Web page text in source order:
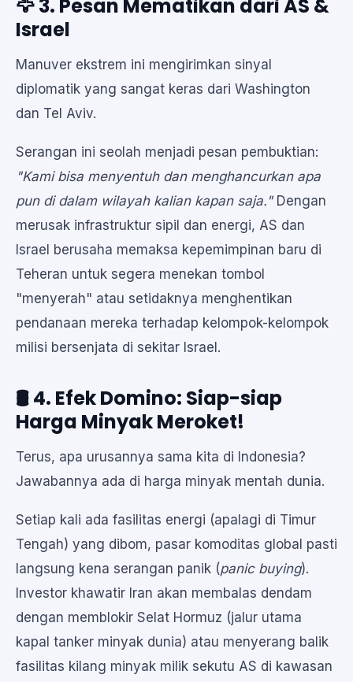
🦅 3. Pesan Mematikan dari AS &
Israel
Manuver ekstrem ini mengirimkan sinyal
diplomatik yang sangat keras dari Washington
dan Tel Aviv.
Serangan ini seolah menjadi pesan pembuktian:
"Kami bisa menyentuh dan menghancurkan apa
pun di dalam wilayah kalian kapan saja."Dengan
merusak infrastruktur sipil dan energi, AS dan
Israel berusaha memaksa kepemimpinan baru di
Teheran untuk segera menekan tombol
"menyerah" atau setidaknya menghentikan
pendanaan mereka terhadap kelompok-kelompok
milisi bersenjata di sekitar Israel.
🛢️ 4. Efek Domino: Siap-siap
Harga Minyak Meroket!
Terus, apa urusannya sama kita di Indonesia?
Jawabannya ada di harga minyak mentah dunia.
Setiap kali ada fasilitas energi (apalagi di Timur
Tengah) yang dibom, pasar komoditas global pasti
langsung kena serangan panik (panic buying).
Investor khawatir Iran akan membalas dendam
dengan memblokir Selat Hormuz (jalur utama
kapal tanker minyak dunia) atau menyerang balik
fasilitas kilang minyak milik sekutu AS di kawasan